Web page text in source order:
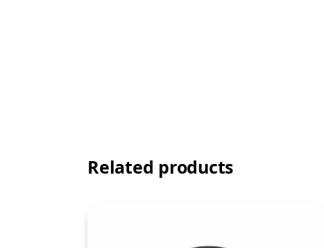
Related products